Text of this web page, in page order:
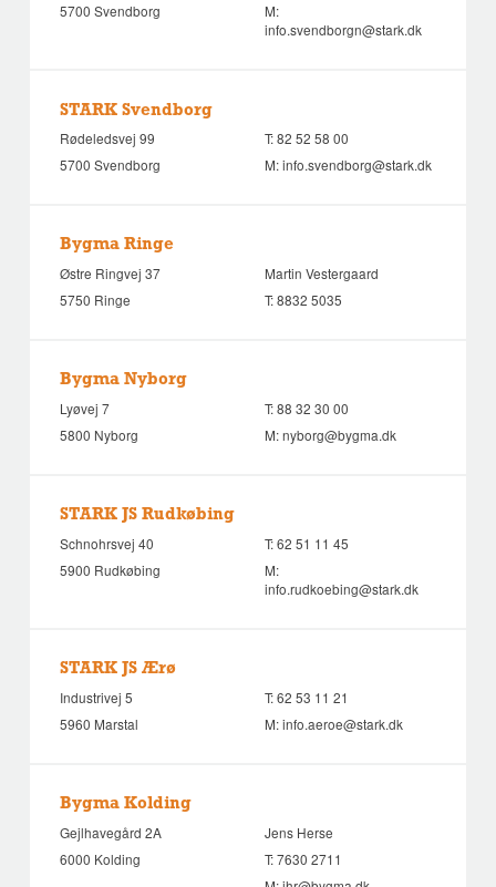
5700 Svendborg
M:
info.svendborgn@stark.dk
STARK Svendborg
Rødeledsvej 99
5700 Svendborg
T:82 52 58 00
M:info.svendborg@stark.dk
Bygma Ringe
Østre Ringvej 37
5750 Ringe
Martin Vestergaard
T:8832 5035
Bygma Nyborg
Lyøvej 7
5800 Nyborg
T:88 32 30 00
M:nyborg@bygma.dk
STARK JS Rudkøbing
Schnohrsvej 40
5900 Rudkøbing
T:62 51 11 45
M:
info.rudkoebing@stark.dk
STARK JS Ærø
Industrivej 5
5960 Marstal
T:62 53 11 21
M:info.aeroe@stark.dk
Bygma Kolding
Gejlhavegård 2A
6000 Kolding
Jens Herse
T:7630 2711